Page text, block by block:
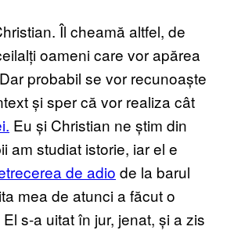
Îl cheamă altfel, de
oameni care vor apărea
probabil se vor recunoaște
și sper că vor realiza cât
Eu și Christian ne știm din
am studiat istorie, iar el e
de adio de la barul
mea de atunci a făcut o
s-a uitat în jur, jenat, și a zis